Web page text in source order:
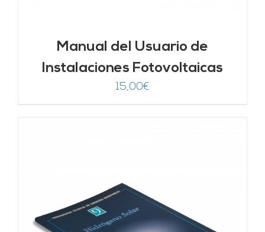
Manual del Usuario de
Instalaciones Fotovoltaicas
15,00€